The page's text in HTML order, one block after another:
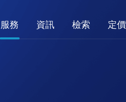
服務 資訊 檢索 定價